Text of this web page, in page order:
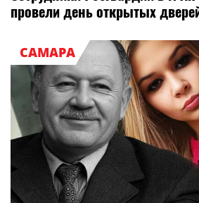
провели день открытых
САМАРА